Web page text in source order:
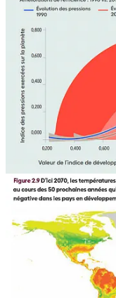
pour mieux
nos modes de